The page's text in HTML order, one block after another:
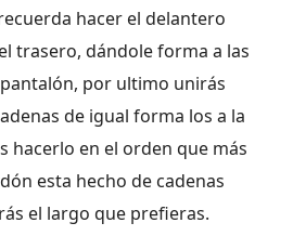
hacer el delantero
trasero, dándole forma a las
por ultimo unirás
de igual forma los a la
hacerlo en el orden que más
esta hecho de cadenas
el largo que prefieras.